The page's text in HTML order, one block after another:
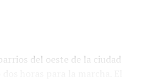
historia de (no)
del oeste de la ciudad